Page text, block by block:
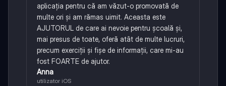
aplicația pentru că am văzut-o promovată de
multe ori și am rămas uimit. Aceasta este
AJUTORUL de care ai nevoie pentru școală și,
mai presus de toate, oferă atât de multe lucruri,
precum exerciții și fișe de informații, care mi-au
fost FOARTE de ajutor.
Anna
utilizator iOS